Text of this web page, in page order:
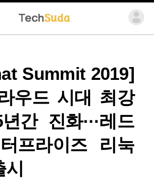
Summit 2019]
우드 시대 최강
간 진화···레드
프라이즈 리눅
시